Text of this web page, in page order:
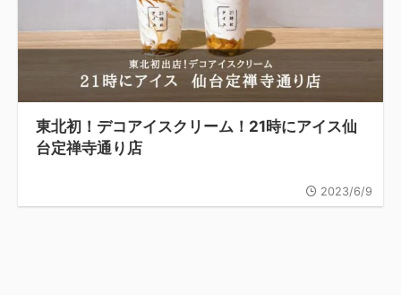
東北初！デコアイスクリーム！21時にアイス仙
台定禅寺通り店
2023/6/9